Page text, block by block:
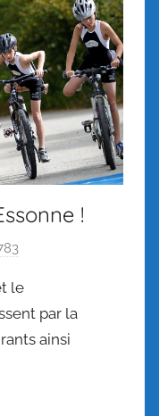
!
le
par la
ainsi